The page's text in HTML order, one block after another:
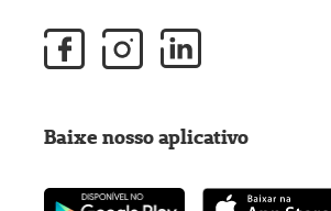
Baixe nosso aplicativo